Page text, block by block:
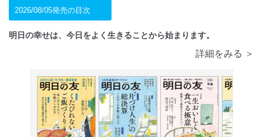
2026/08/05発売の目次
明日の幸せは、今日をよく生きることから始まります。
詳細をみる ＞